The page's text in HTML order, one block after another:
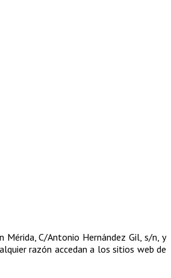
Mérida, C/Antonio Hernández Gil, s/n, y
razón accedan a los sitios web de